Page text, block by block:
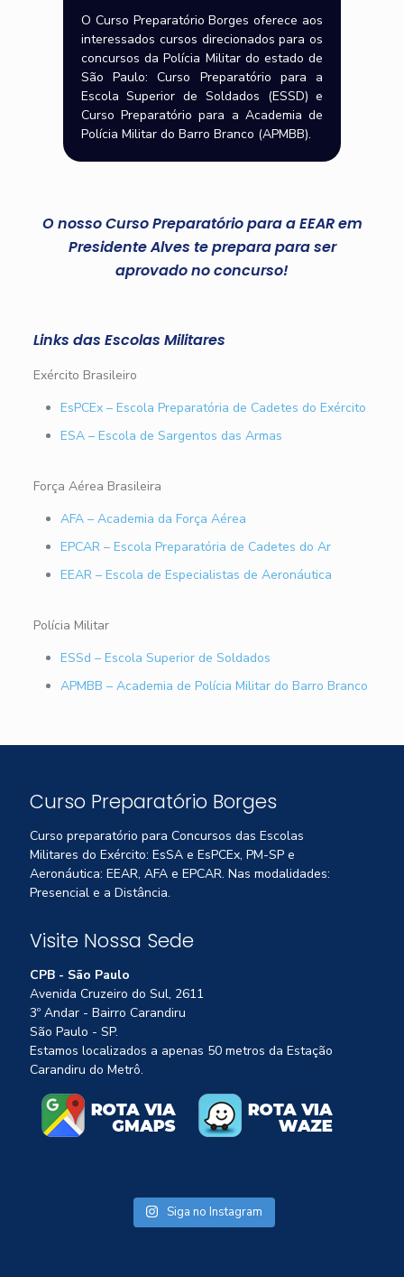
O Curso Preparatório Borges oferece aos
interessados cursos direcionados para os
concursos da Polícia Militar do estado de
São Paulo: Curso Preparatório para a
Escola Superior de Soldados (ESSD) e
Curso Preparatório para a Academia de
Polícia Militar do Barro Branco (APMBB).
O nosso Curso Preparatório para a EEAR em
Presidente Alves te prepara para ser
aprovado no concurso!
Links das Escolas Militares
Exército Brasileiro
EsPCEx – Escola Preparatória de Cadetes do Exército
ESA – Escola de Sargentos das Armas
Força Aérea Brasileira
AFA – Academia da Força Aérea
EPCAR – Escola Preparatória de Cadetes do Ar
EEAR – Escola de Especialistas de Aeronáutica
Polícia Militar
ESSd – Escola Superior de Soldados
APMBB – Academia de Polícia Militar do Barro Branco
Curso Preparatório Borges
Curso preparatório para Concursos das Escolas
Militares do Exército: EsSA e EsPCEx, PM-SP e
Aeronáutica: EEAR, AFA e EPCAR. Nas modalidades:
Presencial e a Distância.
Visite Nossa Sede
CPB - São Paulo
Avenida Cruzeiro do Sul, 2611
3º Andar - Bairro Carandiru
São Paulo - SP.
Estamos localizados a apenas 50 metros da Estação
Carandiru do Metrô.
Siga no Instagram